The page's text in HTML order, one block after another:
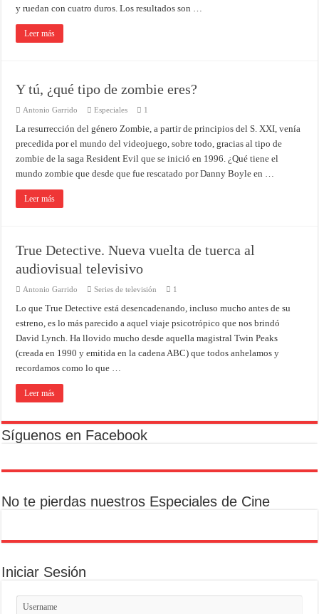
y ruedan con cuatro duros. Los resultados son …
Leer más
Y tú, ¿qué tipo de zombie eres?
Antonio Garrido Especiales 1
La resurrección del género Zombie, a partir de principios del S. XXI, venía
precedida por el mundo del videojuego, sobre todo, gracias al tipo de
zombie de la saga Resident Evil que se inició en 1996. ¿Qué tiene el
mundo zombie que desde que fue rescatado por Danny Boyle en …
Leer más
True Detective. Nueva vuelta de tuerca al
audiovisual televisivo
Antonio Garrido Series de televisión 1
Lo que True Detective está desencadenando, incluso mucho antes de su
estreno, es lo más parecido a aquel viaje psicotrópico que nos brindó
David Lynch. Ha llovido mucho desde aquella magistral Twin Peaks
(creada en 1990 y emitida en la cadena ABC) que todos anhelamos y
recordamos como lo que …
Leer más
Síguenos en Facebook
No te pierdas nuestros Especiales de Cine
Iniciar Sesión